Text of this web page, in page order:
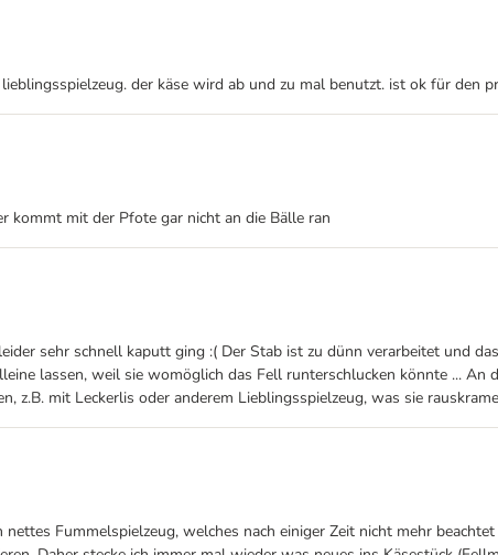
der käse wird ab und zu mal benutzt. ist ok für den
kommt mit der Pfote gar nicht an die Bälle ran
sehr schnell kaputt ging :( Der Stab ist zu dünn verarbeitet und
lassen, weil sie womöglich das Fell runterschlucken könnte ... An
mit Leckerlis oder anderem Lieblingsspielzeug, was sie
Fummelspielzeug, welches nach einiger Zeit nicht mehr